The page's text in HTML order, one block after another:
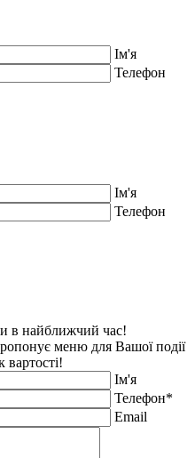
Ім'я
Телефон
Ім'я
Телефон
в найближчий час!
меню для Вашої події
вартості!
Ім'я
Телефон*
Email